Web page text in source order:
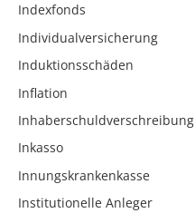
Indexfonds
Individualversicherung
Induktionsschäden
Inflation
Inhaberschuldverschreibung
Inkasso
Innungskrankenkasse
Institutionelle Anleger